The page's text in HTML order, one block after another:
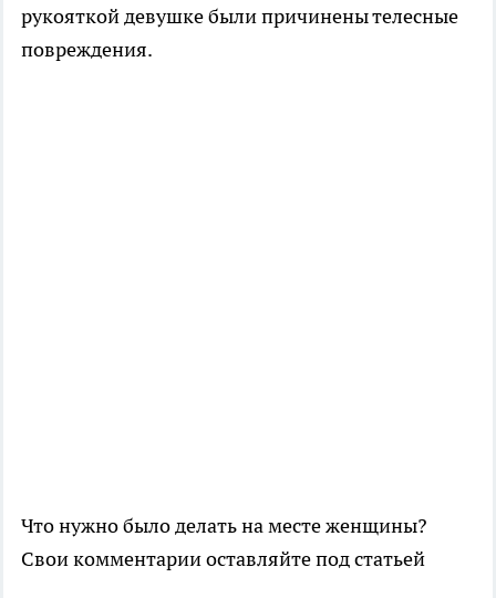
рукояткой девушке были причинены телесные
повреждения.
Что нужно было делать на месте женщины?
Свои комментарии оставляйте под статьей